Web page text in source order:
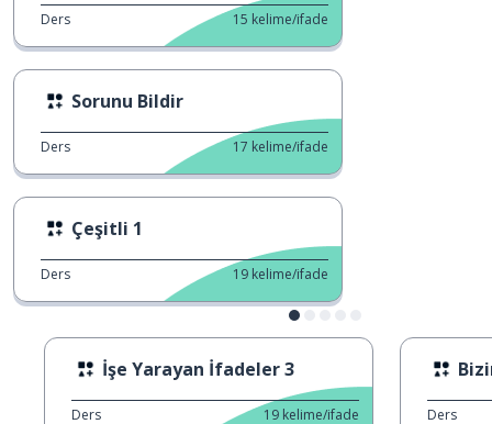
Ders 15 kelime/ifade
Sorunu Bildir
Ders 17 kelime/ifade
Çeşitli 1
Ders 19 kelime/ifade
İşe Yarayan İfadeler 3
Ders 19 kelime/ifade Ders